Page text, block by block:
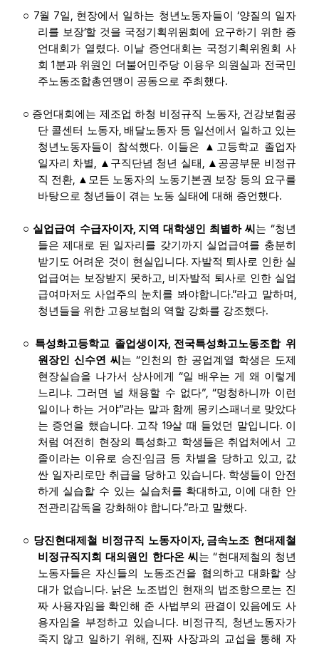
○ 7월 7일, 현장에서 일하는 청년노동자들이‘양질의 일자
리를 보장’할 것을 국정기획위원회에 요구하기 위한 증
언대회가 열렸다. 이날 증언대회는 국정기획위원회 사
회1분과 위원인 더불어민주당 이용우 의원실과 전국민
주노동조합총연맹이 공동으로 주최했다.
○ 증언대회에는 제조업 하청 비정규직 노동자, 건강보험공
단 콜센터 노동자, 배달노동자 등 일선에서 일하고 있는
청년노동자들이 참석했다. 이들은 ▲ 고등학교 졸업자
일자리 차별, ▲ 구직단념 청년 실태 , ▲ 공공부문 비정규
직 전환, ▲ 모든 노동자의 노동기본권 보장 등의 요구를
바탕으로 청년들이 겪는 노동 실태에 대해 증언했다.
○실업급여 수급자이자, 지역 대학생인 최별하 씨 는 “청년
들은 제대로 된 일자리를 갖기까지 실업급여를 충분히
받기도 어려운 것이 현실입니다. 자발적 퇴사로 인한 실
업급여는 보장받지 못하고, 비자발적 퇴사로 인한 실업
급여마저도 사업주의 눈치를 봐야합니다.”라고 말하며 ,
청년들을 위한 고용보험의 역할 강화를 강조했다.
○ 특성화고등학교 졸업생이자, 전국특성화고노동조합 위
원장인 신수연 씨 는 “인천의 한 공업계열 학생은 도제
현장실습을 나가서 상사에게 “일 배우는 게 왜 이렇게
느리냐. 그러면 널 채용할 수 없다”, “멍청하니까 이런
일이나 하는 거야”라는 말과 함께 몽키스패너로 맞았다
는 증언을 했습니다. 고작 19살 때 들었던 말입니다. 이
처럼 여전히 현장의 특성화고 학생들은 취업처에서 고
졸이라는 이유로 승진 ·임금 등 차별을 당하고 있고, 값
싼 일자리로만 취급을 당하고 있습니다. 학생들이 안전
하게 실습할 수 있는 실습처를 확대하고, 이에 대한 안
전관리감독을 강화해야 합니다.”라고 말했다.
○ 당진현대제철 비정규직 노동자이자, 금속노조 현대제철
비정규직지회 대의원인 한다온 씨 는“현대제철의 청년
노동자들은 자신들의 노동조건을 협의하고 대화할 상
대가 없습니다. 낡은 노조법인 현재의 법조항으로는 진
짜 사용자임을 확인해 준 사법부의 판결이 있음에도 사
용자임을 부정하고 있습니다. 비정규직, 청년노동자가
죽지 않고 일하기 위해 , 진짜 사장과의 교섭을 통해 자